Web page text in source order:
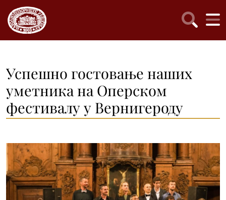
Успешно гостовање наших
уметника на Оперском
фестивалу у Вернигероду